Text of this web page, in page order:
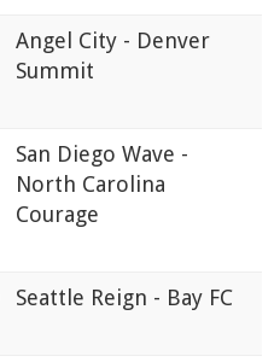
Angel City - Denver
Summit
San Diego Wave -
North Carolina
Courage
Seattle Reign - Bay FC